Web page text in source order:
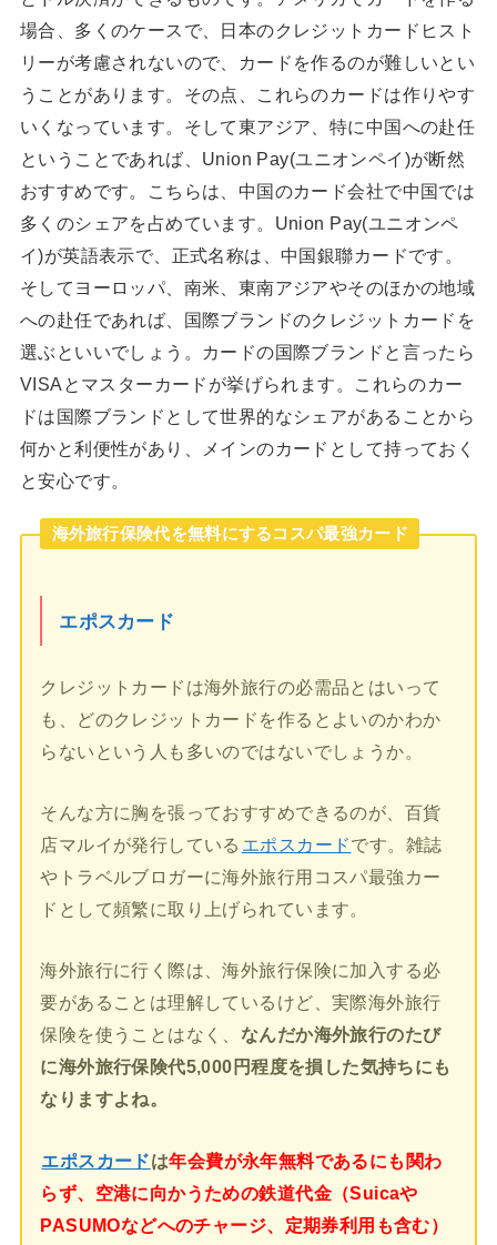
場合、多くのケースで、日本のクレジットカードヒスト
リーが考慮されないので、カードを作るのが難しいとい
うことがあります。その点、これらのカードは作りやす
いくなっています。そして東アジア、特に中国への赴任
ということであれば、Union Pay(ユニオンペイ)が断然
おすすめです。こちらは、中国のカード会社で中国では
多くのシェアを占めています。Union Pay(ユニオンペ
イ)が英語表示で、正式名称は、中国銀聯カードです。
そしてヨーロッパ、南米、東南アジアやそのほかの地域
への赴任であれば、国際ブランドのクレジットカードを
選ぶといいでしょう。カードの国際ブランドと言ったら
VISAとマスターカードが挙げられます。これらのカー
ドは国際ブランドとして世界的なシェアがあることから
何かと利便性があり、メインのカードとして持っておく
と安心です。
海外旅行保険代を無料にするコスパ最強カード
エポスカード
クレジットカードは海外旅行の必需品とはいって
も、どのクレジットカードを作るとよいのかわか
らないという人も多いのではないでしょうか。
そんな方に胸を張っておすすめできるのが、百貨
店マルイが発行している エポスカードです。雑誌
やトラベルブロガーに海外旅行用コスパ最強カー
ドとして頻繁に取り上げられています。
海外旅行に行く際は、海外旅行保険に加入する必
要があることは理解しているけど、実際海外旅行
保険を使うことはなく、 なんだか海外旅行のたび
に海外旅行保険代5,000円程度を損した気持ちにも
なりますよね。
エポスカードは年会費が永年無料であるにも関わ
らず、空港に向かうための鉄道代金（Suicaや
PASUMOなどへのチャージ、定期券利用も含む）